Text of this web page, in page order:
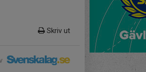
Skriv ut